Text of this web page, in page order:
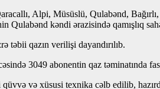
Alpi, Müsüslü, Qulabənd,
Qulabənd kəndi ərazisində qamışlıq
təbii qazın verilişi dayandırılıb.
3049 abonentin qaz təminatında
və xüsusi texnika cəlb edilib,